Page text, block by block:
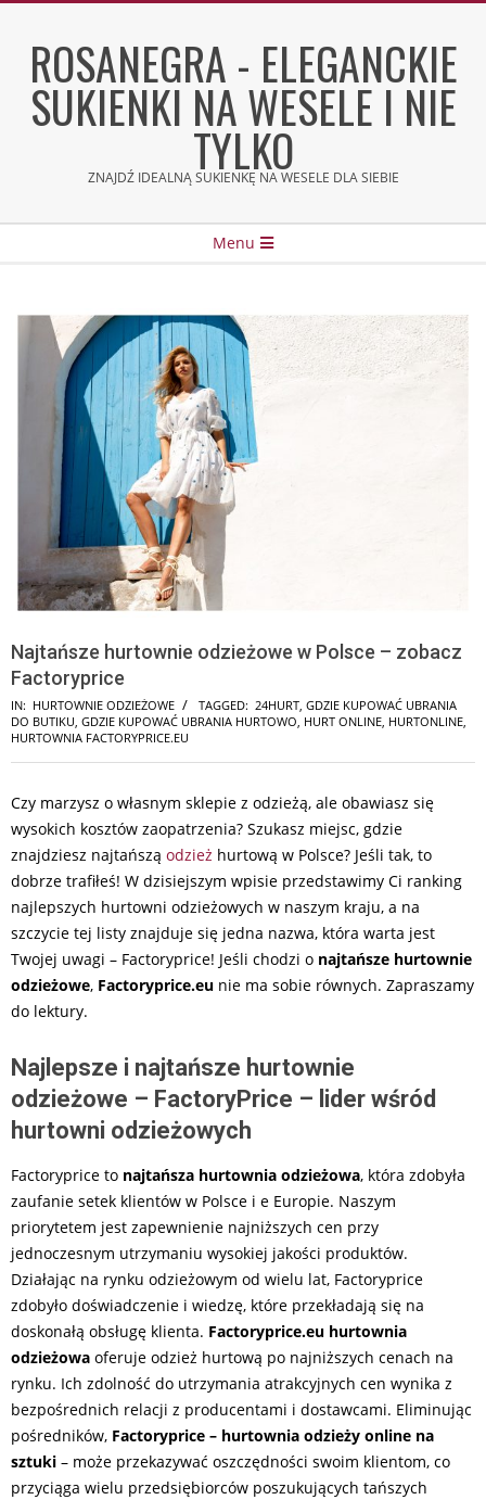
contentROSANEGRA - ELEGANCKIE
SUKIENKI NA WESELE I NIE
TYLKO
ZNAJDŹ IDEALNĄ SUKIENKĘ NA WESELE DLA SIEBIE
Menu
Najtańsze hurtownie odzieżowe w Polsce – zobacz
Factoryprice
IN: HURTOWNIE ODZIEŻOWE TAGGED: 24HURT, GDZIE KUPOWAĆ UBRANIA
DO BUTIKU, GDZIE KUPOWAĆ UBRANIA HURTOWO, HURT ONLINE, HURTONLINE,
HURTOWNIA FACTORYPRICE.EU
Czy marzysz o własnym sklepie z odzieżą, ale obawiasz się
wysokich kosztów zaopatrzenia? Szukasz miejsc, gdzie
znajdziesz najtańszą odzież hurtową w Polsce? Jeśli tak, to
dobrze trafiłeś! W dzisiejszym wpisie przedstawimy Ci ranking
najlepszych hurtowni odzieżowych w naszym kraju, a na
szczycie tej listy znajduje się jedna nazwa, która warta jest
Twojej uwagi – Factoryprice! Jeśli chodzi o najtańsze hurtownie
odzieżowe, Factoryprice.eu nie ma sobie równych. Zapraszamy
do lektury.
Najlepsze i najtańsze hurtownie
odzieżowe – FactoryPrice – lider wśród
hurtowni odzieżowych
Factoryprice to najtańsza hurtownia odzieżowa, która zdobyła
zaufanie setek klientów w Polsce i e Europie. Naszym
priorytetem jest zapewnienie najniższych cen przy
jednoczesnym utrzymaniu wysokiej jakości produktów.
Działając na rynku odzieżowym od wielu lat, Factoryprice
zdobyło doświadczenie i wiedzę, które przekładają się na
doskonałą obsługę klienta. Factoryprice.eu hurtownia
odzieżowa oferuje odzież hurtową po najniższych cenach na
rynku. Ich zdolność do utrzymania atrakcyjnych cen wynika z
bezpośrednich relacji z producentami i dostawcami. Eliminując
pośredników, Factoryprice – hurtownia odzieży online na
sztuki – może przekazywać oszczędności swoim klientom, co
przyciąga wielu przedsiębiorców poszukujących tańszych